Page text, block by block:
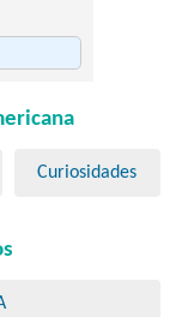
Curiosidades